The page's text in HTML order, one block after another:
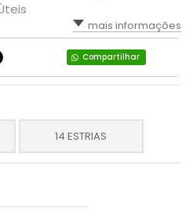
mais informações
Compartilhar
14 ESTRIAS